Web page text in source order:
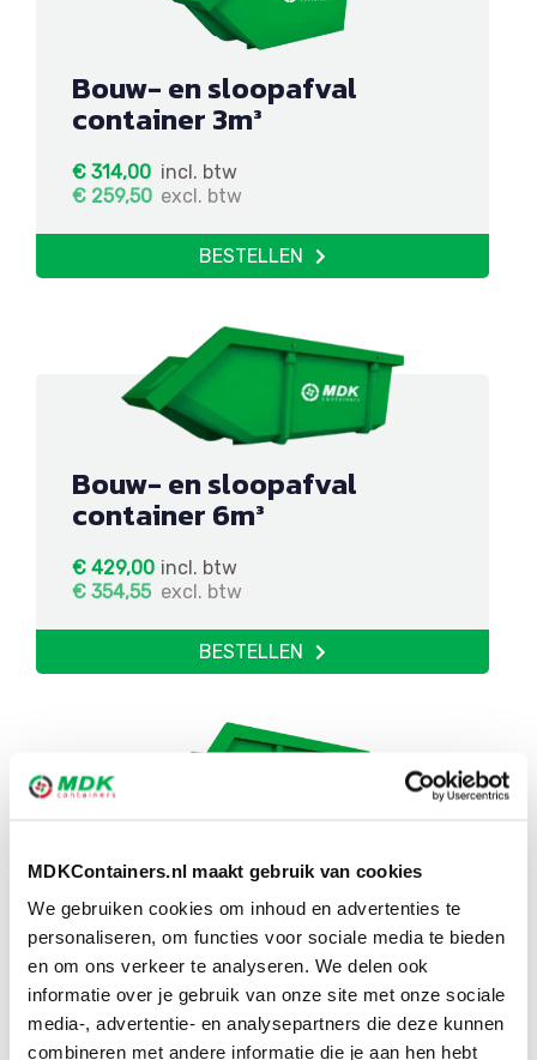
MDKContainers.nl maakt gebruik van cookies
We gebruiken cookies om inhoud en advertenties te
personaliseren, om functies voor sociale media te bieden
en om ons verkeer te analyseren. We delen ook
informatie over je gebruik van onze site met onze sociale
media-, advertentie- en analysepartners die deze kunnen
combineren met andere informatie die je aan hen hebt
Bouw- en sloopafval
container 3m³
€ 314,00 incl. btw
€ 259,50 excl. btw
BESTELLEN
Bouw- en sloopafval
container 6m³
€ 429,00 incl. btw
€ 354,55 excl. btw
BESTELLEN
Bouw- en sloopafval
container 10m³
€554,00incl. btw
€457,85 excl. btw
BESTELLEN